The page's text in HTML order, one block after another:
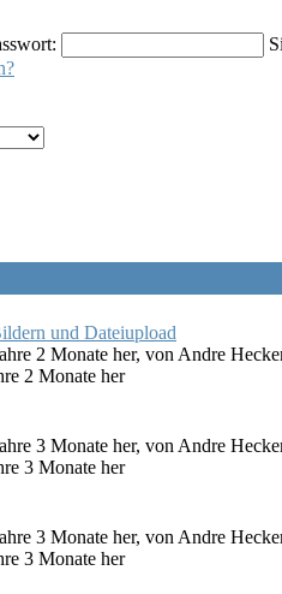
und Dateiupload
2 Monate her, von Andre
2 Monate her
3 Monate her, von Andre
3 Monate her
3 Monate her, von Andre
3 Monate her